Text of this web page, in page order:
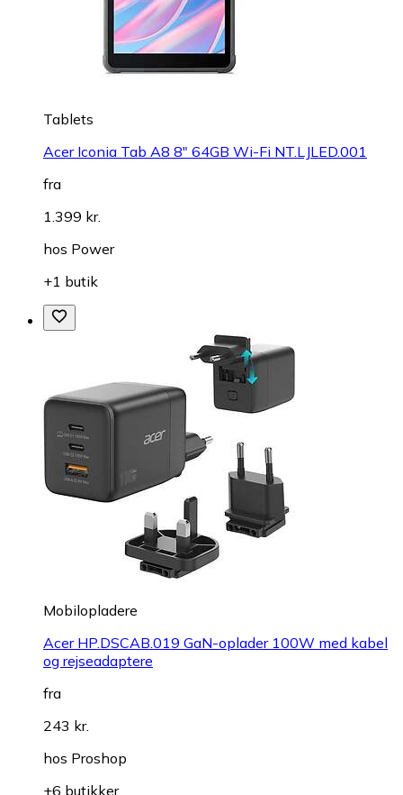
Tablets
Acer Iconia Tab A8 8" 64GB Wi-Fi NT.LJLED.001
fra
1.399 kr.
hos Power
+1 butik
Mobilopladere
Acer HP.DSCAB.019 GaN-oplader 100W med kabel
og rejseadaptere
fra
243 kr.
hos Proshop
+6 butikker